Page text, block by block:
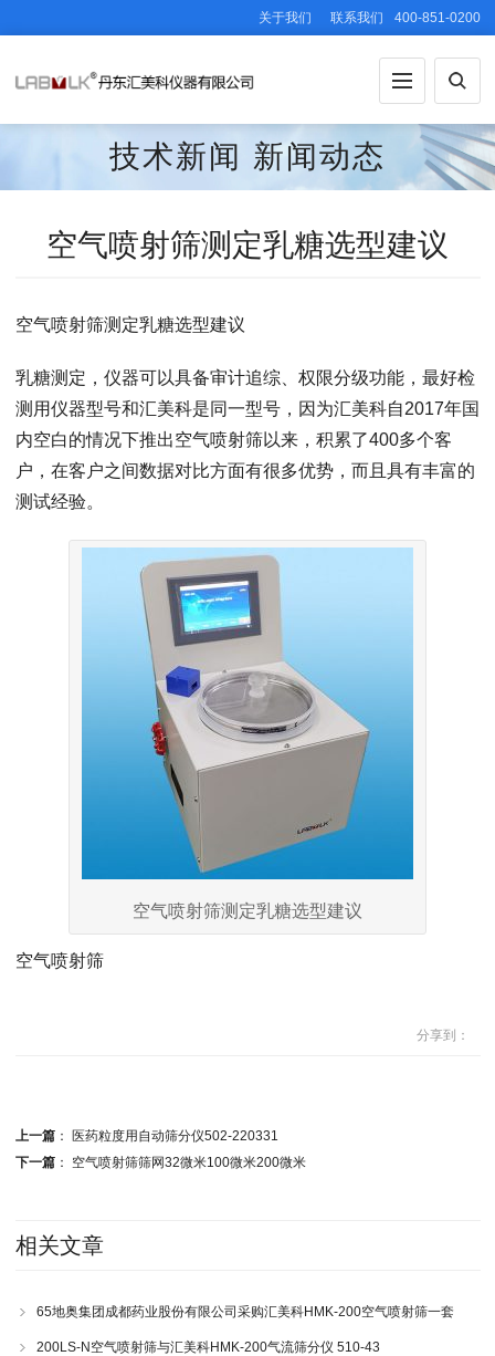
关于我们 联系我们 400-851-0200
技术新闻 新闻动态
空气喷射筛测定乳糖选型建议
空气喷射筛测定乳糖选型建议
乳糖测定，仪器可以具备审计追综、权限分级功能，最好检
测用仪器型号和汇美科是同一型号，因为汇美科自2017年国
内空白的情况下推出空气喷射筛以来，积累了400多个客
户，在客户之间数据对比方面有很多优势，而且具有丰富的
测试经验。
空气喷射筛测定乳糖选型建议
空气喷射筛
分享到：
上一篇：
医药粒度用自动筛分仪502-220331
下一篇： 空气喷射筛筛网32微米100微米200微米
相关文章
65地奥集团成都药业股份有限公司采购汇美科HMK-200空气喷射筛一套
200LS-N空气喷射筛与汇美科HMK-200气流筛分仪 510-43